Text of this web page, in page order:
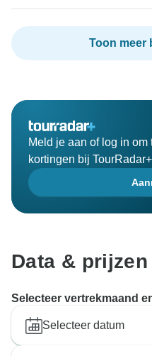
Toon meer
Meld je aan of log in
kortingen bij TourRadar+
Data & prijzen
Selecteer vertrekmaand
Selecteer datum